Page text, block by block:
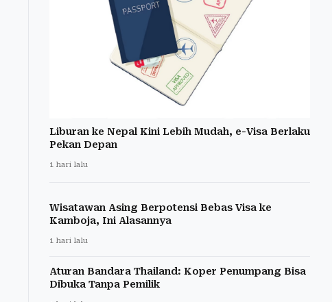
Liburan ke Nepal Kini Lebih Mudah, e-Visa Berlaku
Pekan Depan
1 hari lalu
Wisatawan Asing Berpotensi Bebas Visa ke
Kamboja, Ini Alasannya
1 hari lalu
Aturan Bandara Thailand: Koper Penumpang Bisa
Dibuka Tanpa Pemilik